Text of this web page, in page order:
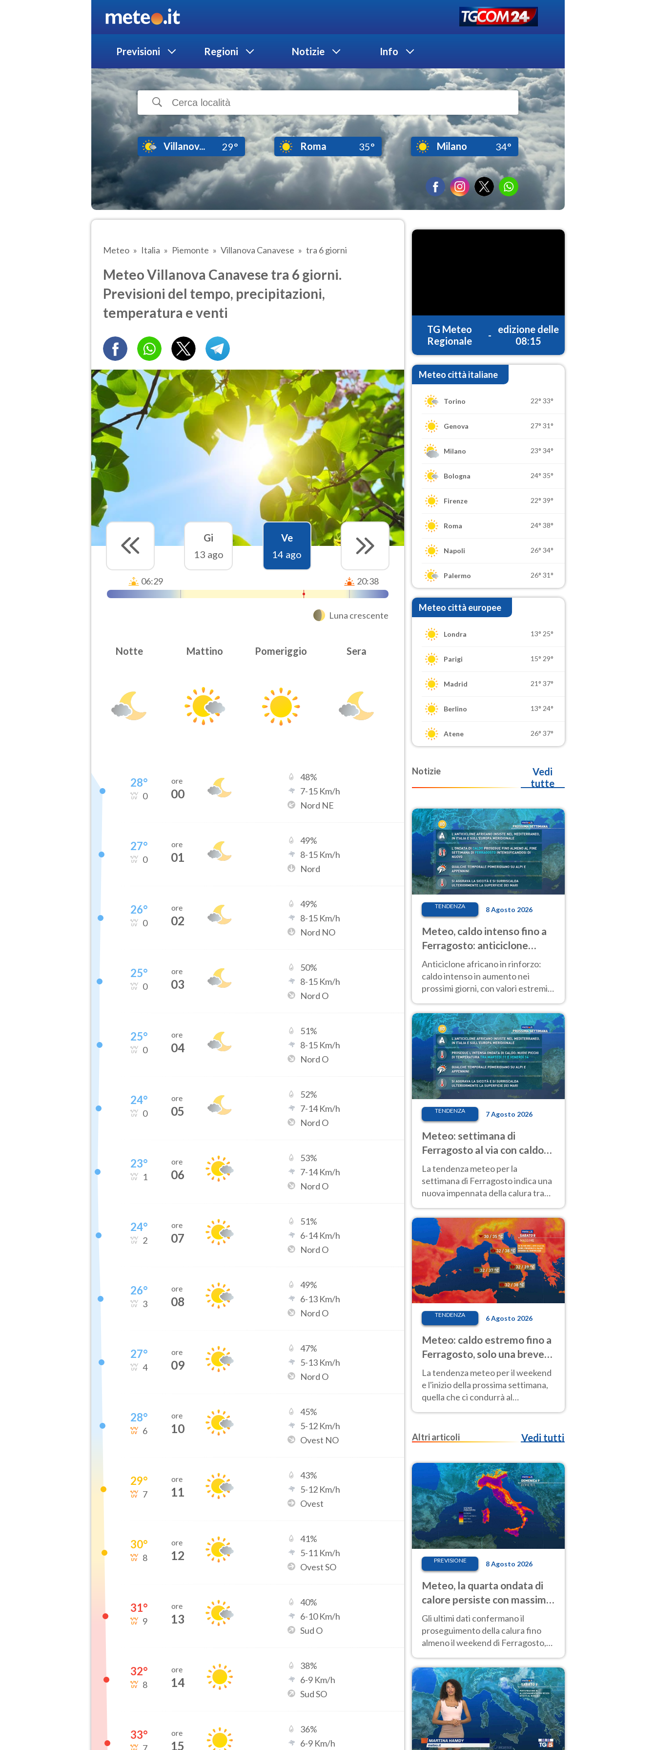
Previsioni Regioni Notizie Info
Villanov... 29° Roma 35° Milano 34°
Meteo Italia Piemonte Villanova Canavese tra 6 giorni
Meteo Villanova Canavese tra 6 giorni.
Previsioni del tempo, precipitazioni,
temperatura e venti
Gi
13 ago
Ve
14 ago
06:29 20:38
Luna crescente
Notte Mattino Pomeriggio Sera
28°
0
ore
00
48%
7-15 Km/h
Nord NE
27°
0
ore
01
49%
8-15 Km/h
Nord
26°
0
ore
02
49%
8-15 Km/h
Nord NO
25°
0
ore
03
50%
8-15 Km/h
Nord O
25°
0
ore
04
51%
8-15 Km/h
Nord O
24°
0
ore
05
52%
7-14Km/h
Nord O
23°
1
ore
06
53%
7-14Km/h
Nord O
24°
2
ore
07
51%
6-14Km/h
Nord O
26°
3
ore
08
49%
6-13 Km/h
Nord O
27°
4
ore
09
47%
5-13 Km/h
Nord O
28°
6
ore
10
45%
5-12 Km/h
Ovest NO
29°
7
ore
11
43%
5-12 Km/h
Ovest
30°
8
ore
12
41%
5-11 Km/h
Ovest SO
31°
9
ore
13
40%
6-10Km/h
Sud O
32°
8
ore
14
38%
6-9 Km/h
Sud SO
33° ore
15
36%
6-9 Km/h
TG Meteo
Regionale
-
edizione delle
08:15
Meteo città italiane
Torino 22° 33°
Genova 27° 31°
Milano 23° 34°
Bologna 24° 35°
Firenze 22° 39°
Roma 24° 38°
Napoli 26° 34°
Palermo 26° 31°
Meteo città europee
Londra 13° 25°
Parigi 15° 29°
Madrid 21° 37°
Berlino 13° 24°
Atene 26° 37°
Notizie
Vedi
tutte
TENDENZA 8 Agosto 2026
Meteo, caldo intenso fino a
Ferragosto: anticiclone
africano ancora
protagonista
Anticiclone africano in rinforzo:
caldo intenso in aumento nei
prossimi giorni, con valori estremi
d’Italia
TENDENZA 7 Agosto 2026
Meteo: settimana di
Ferragosto al via con caldo
intenso e qualche temporale
La tendenza meteo per la
settimana di Ferragosto indica una
nuova impennata della calura tra
anche al Nord.
TENDENZA 6 Agosto 2026
Meteo: caldo estremo fino a
Ferragosto, solo una breve
pausa. Ecco dove
La tendenza meteo per il weekend
e l'inizio della prossima settimana,
quella che ci condurrà al
Ferragosto, vede ancora
Altri articoli
Vedi tutti
PREVISIONE 8 Agosto 2026
Meteo, la quarta ondata di
calore persiste con massime
sempre molto elevate
Gli ultimi dati confermano il
proseguimento della calura fino
almeno il weekend di Ferragosto,
intensificazione prossima
settimana